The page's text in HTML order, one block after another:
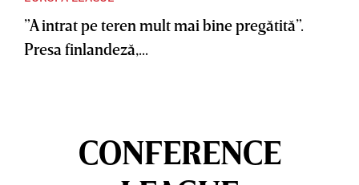
”A intrat pe teren mult mai bine pregătită”.
Presa finlandeză,...
CONFERENCE